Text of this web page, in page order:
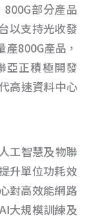
部分產品
以支持光收發
800G產品，
亞正積極開發
高速資料中心
工智慧及物聯
升單位功耗效
對高效能網路
大規模訓練及